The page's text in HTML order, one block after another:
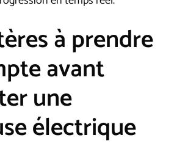
à prendre
avant
une
électrique